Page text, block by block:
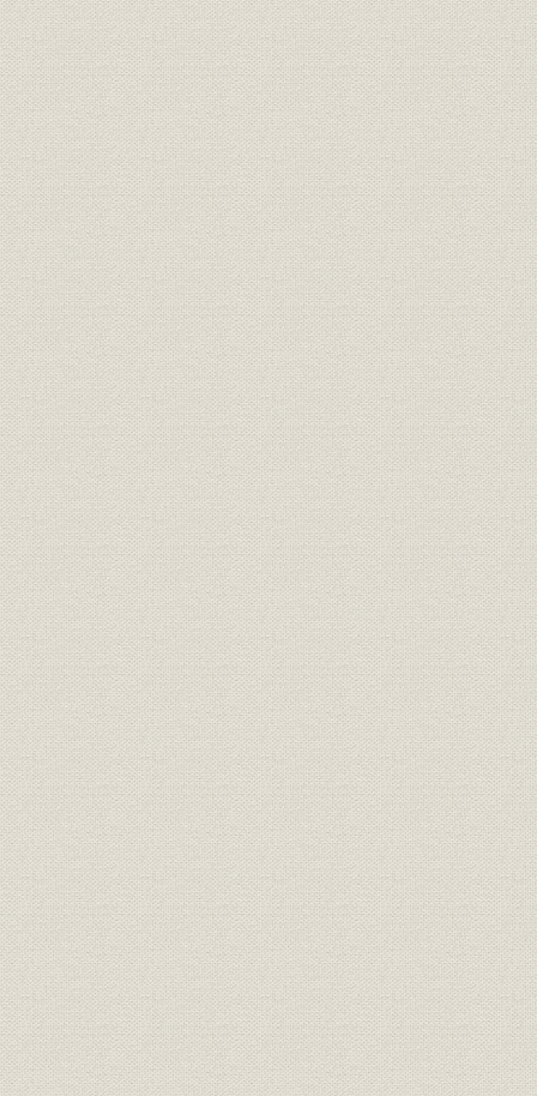
1. 復興に立ち上がる
日産コンツェルン解体と当社の制限会社指定
終戦直後の損害保険
当社の戦後期経営
再建整備の完了
2. 再発展にステップ
経営拡大を目指して
業界関連諸法と業界行動
海外再保険取引を再開
戦後経営の基礎固まる
Chapter 5 飛躍への基礎固まる
1. 経営革新
末松社長就任
経営近代化に取り組む
旧日産コンツェルン各社との連繋促進
日産火災海上ビル竣工
事務合理化と社員研修への傾注
2. 業界近代化
火災保険代理店格付制度の実施
保険審議会の設置
3. 新しい保険開発時代の到来
多様な新保険の登場